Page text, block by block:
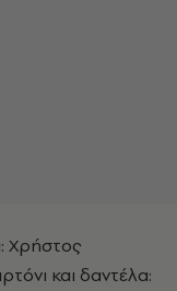
Χρήστος
και δαντέλα: